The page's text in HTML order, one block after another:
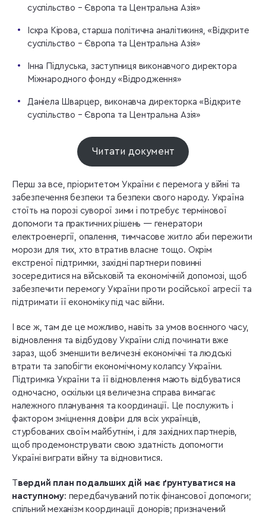
суспільство – Європа та Центральна Азія»
Іскра Кірова, старша політична аналітикиня, «Відкрите
суспільство – Європа та Центральна Азія»
Інна Підлуська, заступниця виконавчого директора
Міжнародного фонду «Відродження»
Даніела Шварцер, виконавча директорка «Відкрите
суспільство – Європа та Центральна Азія»
Читати документ
Перш за все, пріоритетом України є перемога у війні та
забезпечення безпеки та безпеки свого народу. Україна
стоїть на порозі суворої зими і потребує термінової
допомоги та практичних рішень — генератори
електроенергії, опалення, тимчасове житло аби пережити
морози для тих, хто втратив власне тощо. Окрім
екстреної підтримки, західні партнери повинні
зосередитися на військовій та економічній допомозі, щоб
забезпечити перемогу України проти російської агресії та
підтримати її економіку під час війни.
І все ж, там де це можливо, навіть за умов воєнного часу,
відновлення та відбудову України слід починати вже
зараз, щоб зменшити величезні економічні та людські
втрати та запобігти економічному колапсу України.
Підтримка України та її відновлення мають відбуватися
одночасно, оскільки ця величезна справа вимагає
належного планування та координації. Це послужить і
фактором зміцнення довіри для всіх українців,
стурбованих своїм майбутнім, і для західних партнерів,
щоб продемонструвати свою здатність допомогти
Україні виграти війну та відновитися.
Твердий план подальших дій має ґрунтуватися на
наступному: передбачуваний потік фінансової допомоги;
спільний механізм координації донорів; призначений